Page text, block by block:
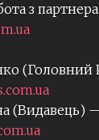
з
(Головний
(Видавець)